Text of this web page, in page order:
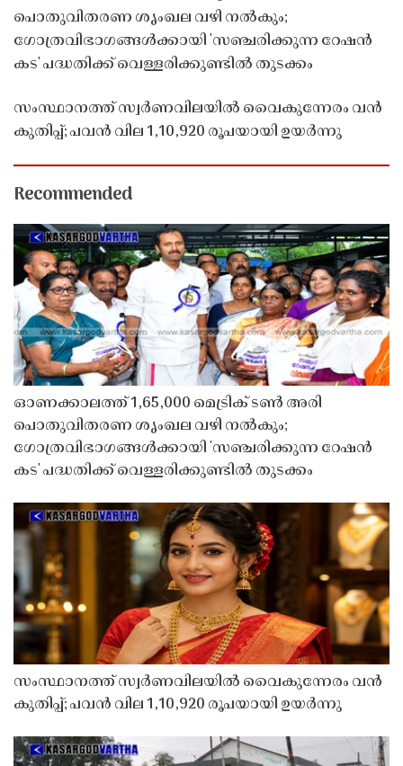
പൊതുവിതരണ ശൃംഖല വഴി നൽകും;
ഗോത്രവിഭാഗങ്ങൾക്കായി 'സഞ്ചരിക്കുന്ന റേഷൻ
കട' പദ്ധതിക്ക് വെള്ളരിക്കുണ്ടിൽ തുടക്കം
സംസ്ഥാനത്ത് സ്വർണവിലയിൽ വൈകുന്നേരം വൻ
കുതിപ്പ്; പവൻ വില 1,10,920 രൂപയായി ഉയർന്നു
Recommended
ഓണക്കാലത്ത് 1,65,000 മെട്രിക് ടൺ അരി
പൊതുവിതരണ ശൃംഖല വഴി നൽകും;
ഗോത്രവിഭാഗങ്ങൾക്കായി 'സഞ്ചരിക്കുന്ന റേഷൻ
കട' പദ്ധതിക്ക് വെള്ളരിക്കുണ്ടിൽ തുടക്കം
സംസ്ഥാനത്ത് സ്വർണവിലയിൽ വൈകുന്നേരം വൻ
കുതിപ്പ്; പവൻ വില 1,10,920 രൂപയായി ഉയർന്നു